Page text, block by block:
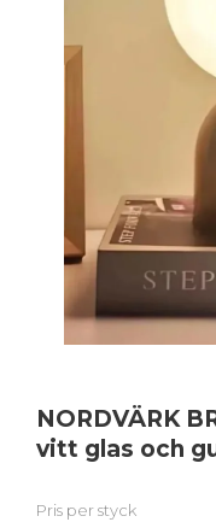
NORDVÄRK
vitt glas och
Pris per styck